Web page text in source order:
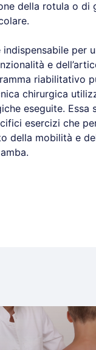
della rotula o di
per
e
riabilitativo
chirurgica
eseguite. Essa
esercizi che
della mobilità e